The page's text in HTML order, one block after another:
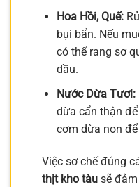
Hoa Hồi, Quế:
bụi bẩn. Nếu
có thể rang sơ
dầu.
Nước Dừa Tươi:
dừa cẩn thận
cơm dừa non
Việc sơ chế đúng
thịt kho tàu sẽ